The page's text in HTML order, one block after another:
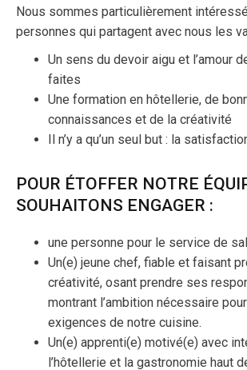
Nous sommes particulièrement
personnes qui partagent avec nous les
Un sens du devoir aigu et l’amour
faites
Une formation en hôtellerie, de
connaissances et de la créativité
Il n’y a qu’un seul but : la
POUR ÉTOFFER NOTRE
SOUHAITONS ENGAGER :
une personne pour le service de
Un(e) jeune chef, fiable et faisant
créativité, osant prendre ses
montrant l’ambition nécessaire
exigences de notre cuisine.
Un(e) apprenti(e) motivé(e) avec
l’hôtellerie et la gastronomie haut